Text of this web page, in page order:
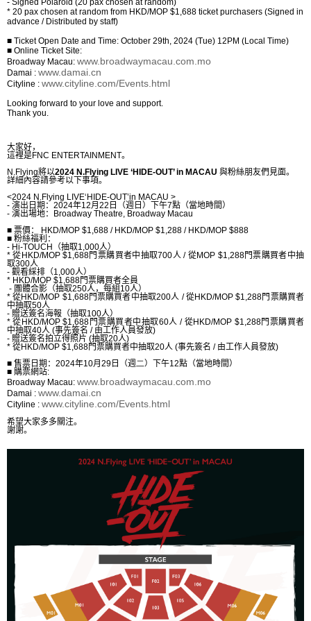
- Signed Polaroid (20 pax chosen at random)
* 20 pax chosen at random from HKD/MOP $1,688 ticket purchasers (Signed in
advance / Distributed by staff)
■ Ticket Open Date and Time: October 29th, 2024 (Tue) 12PM (Local Time)
■ Online Ticket Site:
Broadway Macau: www.broadwaymacau.com.mo
Damai : www.damai.cn
Cityline : www.cityline.com/Events.html
Looking forward to your love and support.
Thank you.
大家好，
這裡是FNC ENTERTAINMENT。
N.Flying將以2024 N.Flying LIVE ‘HIDE-OUT’ in MACAU 與粉絲朋友們見面。
詳細內容請參考以下事項。
<2024 N.Flying LIVE‘HIDE-OUT’in MACAU >
- 演出日期： 2024年12月 22 日（週日）下午7點（當地時間）
- 演出場地：
Broadway Theatre, Broadway Macau
■ 票價：
HKD/MOP $1,688 / HKD/MOP $1,288 / HKD/MOP $888
■ 粉絲福利：
- Hi-TOUCH
（抽取1,000人）
*從 HKD/MOP $1,688門票購買者中抽取700人 / 從MOP $1,288門票購買者中抽
取300人
- 觀看綵排（1,000人）
* HKD/MOP $1,688門票購買者全員
- 團體合影（抽取250人，每組 10人）
*從HKD/MOP $1,688門票購買者中抽取200人 /從HKD/MOP $1,288門票購買者
中抽取50人
- 贈送簽名海報（抽取100人）
*從 HKD/MOP $1,688 門票購買者中抽取60人 / 從HKD/MOP $1,288門票購買者
中抽取40人 (事先簽名 / 由工作人員發放)
- 贈送簽名拍立得照片 (抽取20人)
* 從HKD/MOP $1,688門票購買者中抽取20人 (事先簽名 / 由工作人員發放)
■ 售票日期： 2024年10月 29 日（週二）下午12點（當地時間）
■ 購票網站:
Broadway Macau: www.broadwaymacau.com.mo
Damai : www.damai.cn
Cityline : www.cityline.com/Events.html
希望大家多多關注。
謝謝。